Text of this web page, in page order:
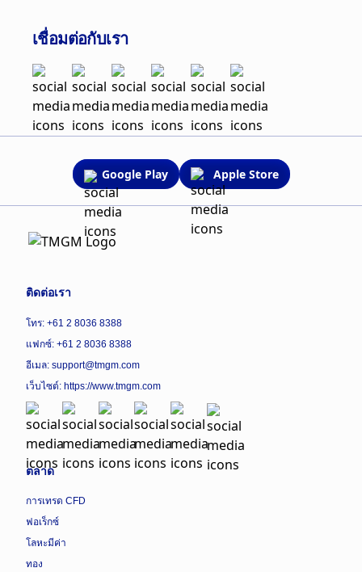
เชื่อมต่อกับเรา
Google Play Apple Store
ติดต่อเรา
โทร: +61 2 8036 8388
แฟกซ์: +61 2 8036 8388
อีเมล: support@tmgm.com
เว็บไซต์: https://www.tmgm.com
ตลาด
การเทรด CFD
ฟอเร็กซ์
โลหะมีค่า
ทอง